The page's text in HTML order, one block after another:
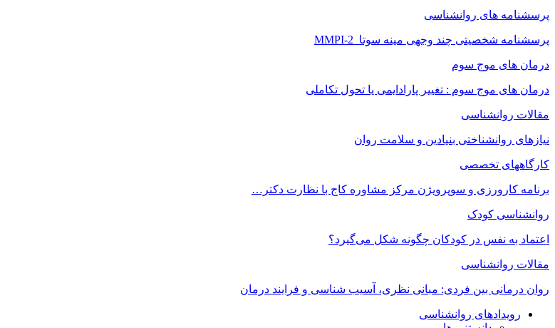
پرسشنامه های روانشناسی
پرسشنامه شخصیتی چند وجهی مینه سوتا MMPI-2
درمان های موج سوم
درمان های موج سوم : تغییر پارادایمی یا تحول تکاملی
مقالات روانشناسی
نیازهای روانشناختی بنیادین و سلامت روان
کارگاههای تخصصی
برنامه کارورزی و سوپرویژن مرکز مشاوره کاج با نظارت دکتر…
روانشناسی کودک
اعتماد به‌ نفس در کودکان چگونه شکل می‌گیرد؟
مقالات روانشناسی
روان درمانی بین فردی: مبانی نظری، آسیب شناسی و فرایند درمان
رویدادهای روانشناسی